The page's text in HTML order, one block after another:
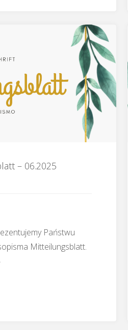
– 06.2025
Państwu
Mitteilungsblatt.